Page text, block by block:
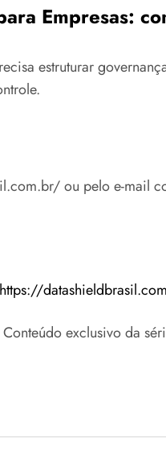
Empresas:
estruturar
ou pelo e-mail
https://
exclusivo da